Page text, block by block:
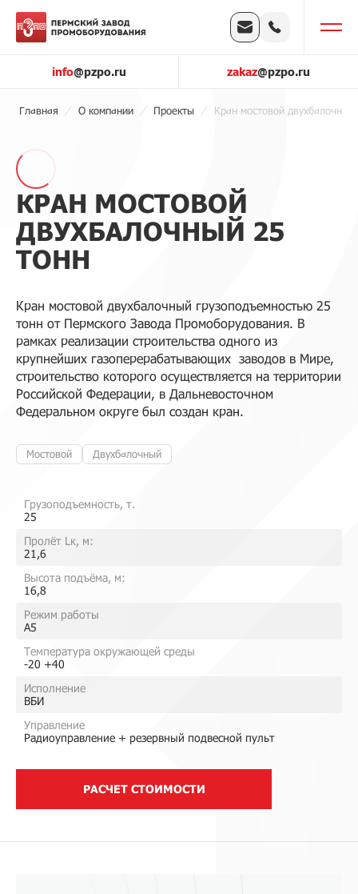
info@pzpo.ru zakaz@pzpo.ru
Главная О компании Проекты Кран мостовой двухбалочный
КРАН МОСТОВОЙ
ДВУХБАЛОЧНЫЙ 25
ТОНН
Кран мостовой двухбалочный грузоподъемностью 25
тонн от Пермского Завода Промоборудования. В
рамках реализации строительства одного из
крупнейших газоперерабатывающих заводов в Мире,
строительство которого осуществляется на территории
Российской Федерации, в Дальневосточном
Федеральном округе был создан кран.
Мостовой Двухбалочный
Грузоподъемность, т.
25
Пролёт Lк, м:
21,6
Высота подъёма, м:
16,8
Режим работы
A5
Температура окружающей среды
-20 +40
Исполнение
ВБИ
Управление
Радиоуправление + резервный подвесной пульт
РАСЧЕТ СТОИМОСТИ